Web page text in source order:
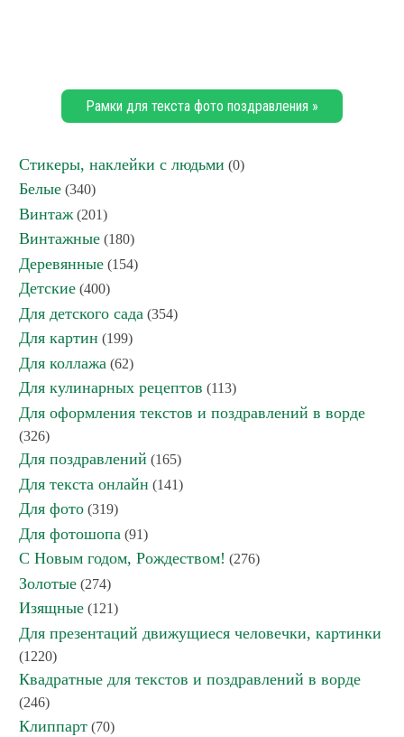
Рамки для текста фото поздравления »
Стикеры, наклейки с людьми (0)
Белые (340)
Винтаж (201)
Винтажные (180)
Деревянные (154)
Детские (400)
Для детского сада (354)
Для картин (199)
Для коллажа (62)
Для кулинарных рецептов (113)
Для оформления текстов и поздравлений в ворде
(326)
Для поздравлений (165)
Для текста онлайн (141)
Для фото (319)
Для фотошопа (91)
С Новым годом, Рождеством! (276)
Золотые (274)
Изящные (121)
Для презентаций движущиеся человечки, картинки
(1220)
Квадратные для текстов и поздравлений в ворде
(246)
Клиппарт (70)